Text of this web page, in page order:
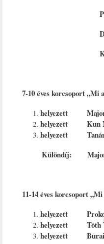
7-10 éves korcsoport „Mi
helyezett Major
helyezett Kun
helyezett
Különdíj: Major
11-14 éves korcsoport
helyezett
helyezett Tóth
helyezett Burai